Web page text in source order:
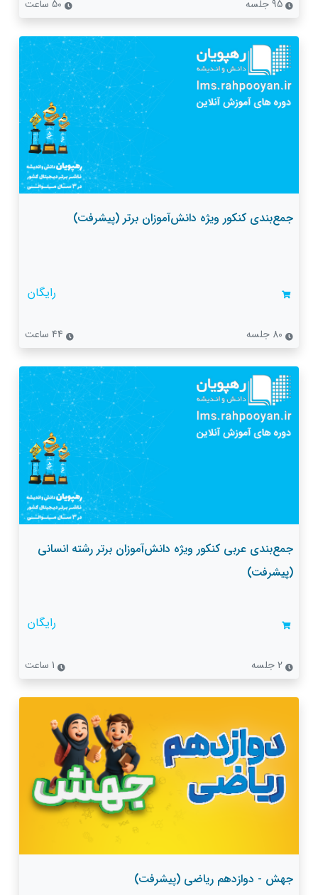
جمع‌بندی کنکور ویژه دانش‌آموزان برتر (پیشرفت)
رایگان
جمع‌بندی عربی کنکور ویژه دانش‌آموزان برتر رشته انسانی
(پیشرفت)
رایگان
جهش - دوازدهم ریاضی (پیشرفت)